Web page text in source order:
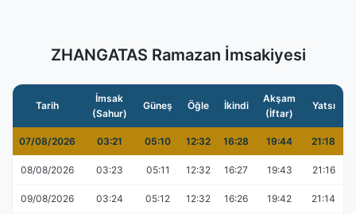
ZHANGATAS Ramazan İmsakiyesi
Tarih
İmsak
(Sahur)
Güneş Öğle İkindi
Akşam
(İftar)
Yatsı
07/08/2026 03:21 05:10 12:32 16:28 19:44 21:18
08/08/2026 03:23 05:11 12:32 16:27 19:43 21:16
09/08/2026 03:24 05:12 12:32 16:26 19:42 21:14